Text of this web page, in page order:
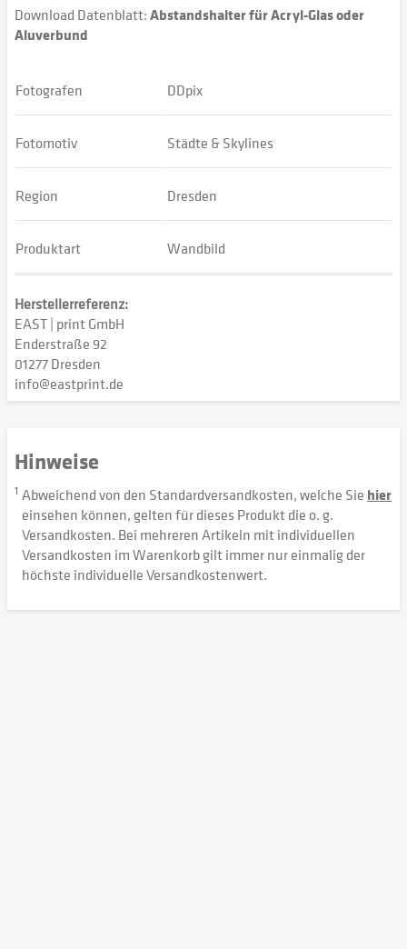
Download Datenblatt:Abstandshalter für Acryl-Glas oder
Aluverbund
Fotografen DDpix
Fotomotiv Städte & Skylines
Region Dresden
Produktart Wandbild
Herstellerreferenz:
EAST | print GmbH
Enderstraße 92
01277 Dresden
info@eastprint.de
Hinweise
1 Abweichend von den Standardversandkosten, welche Sie hier
einsehen können, gelten für dieses Produkt die o. g.
Versandkosten. Bei mehreren Artikeln mit individuellen
Versandkosten im Warenkorb gilt immer nur einmalig der
höchste individuelle Versandkostenwert.